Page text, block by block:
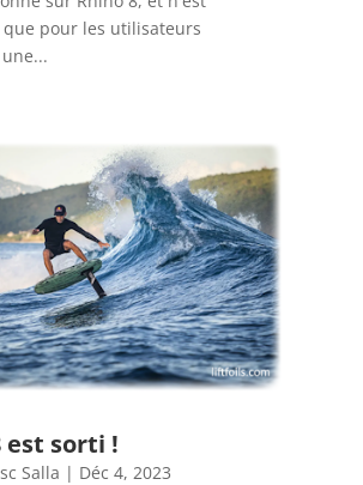
pour les utilisateurs
est sorti !
Salla | Déc 4, 2023